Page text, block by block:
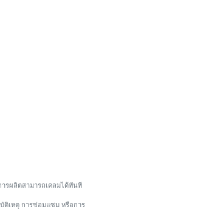
รผลิตสามารถเคลมได้ทันที
ติเหตุ การซ่อมแซม หรือการ